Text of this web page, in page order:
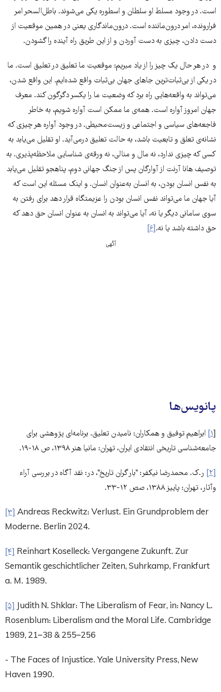
است. در وجود مسلط او سلطان و اسطوره یکی می‌شوند. باطل‌السحر امر
فرارونده، امر درون‌ماننده است. درون‌ماندگاری یعنی در همین موقعیت از
دست دادن، چیزی به دست آوردن و از این طریق راه آینده را گشودن.
و در هر حال یک چیز را از یاد مبریم: موقعیت ما تعلیق در تعلیق است. ما
در یکی از بی‌ثبات‌ترین جاهای جهان بی‌ثبات واقع شده‌ایم. این واقع شدن،
می‌تواند به واقعه‌هایی راه برد که وضعیت ما را یکسر دگرگون کند. معرف
جهان امروز آواره است. همه‌ی ما ممکن است آواره شویم، به خاطر
فاجعه‌های سیاسی و اجتماعی و زیست‌محیطی. در وجود آواره هر چیزی که
نشانه‌ی تعلق و تابعیت باشد، به حالت تعلیق درمی‌آید. او تقلیل می‌یابد به
کسی که چیزی ندارد، نه مال و منالی، نه ورقه‌ی شناسایی ملاحظه‌پذیری. به
توصیف هانا آرنت از آوارگان پس از جنگ جهانی دوم، پناهجو تقلیل می‌یابد
به نفس انسان بودن، به انسان به‌عنوان انسان. و اینک مسئله این است که
آیا جهان ما می‌تواند نفس انسان بودن را عزیمتگاه قرار دهد برای رفتن به
سوی سامانی دیگر یا نه، آیا می‌تواند به انسان به عنوان انسان حق دهد که
حق داشته باشد یا نه.[۶]
آگهی
پانویس‌ها
[۱] ابراهیم توفیق و همکاران: نامیدن تعلیق. برنامه‌ای پژوهشی برای
جامعه‌شناسی تاریخی انتقادی ایران، تهران: مانیا هنر ۱۳۹۸، ص ۱۸-۱۹.
[۲]
ر.ک. محمدرضا نیکفر: "بار گران تاریخ"، در: نقد آگاه در بررسی آراء
وآثار، تهران: پاییز ١٣٨٨، صص ١٢-٣٣.
[۳]Andreas Reckwitz: Verlust. Ein Grundproblem der
Moderne. Berlin 2024.
[۴] Reinhart Koselleck: Vergangene Zukunft. Zur
Semantik geschichtlicher Zeiten, Suhrkamp, Frankfurt
a. M. 1989.
[۵]Judith N. Shklar: The Liberalism of Fear, in: Nancy L.
Rosenblum: Liberalism and the Moral Life. Cambridge
1989, 21–38 & 255–256
- The Faces of Injustice. Yale University Press, New
Haven 1990.